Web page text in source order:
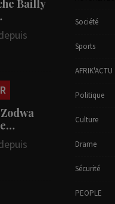
Bailly
Société
Sports
AFRIK'ACTU
Politique
Culture
Drame
Sécurité
PEOPLE